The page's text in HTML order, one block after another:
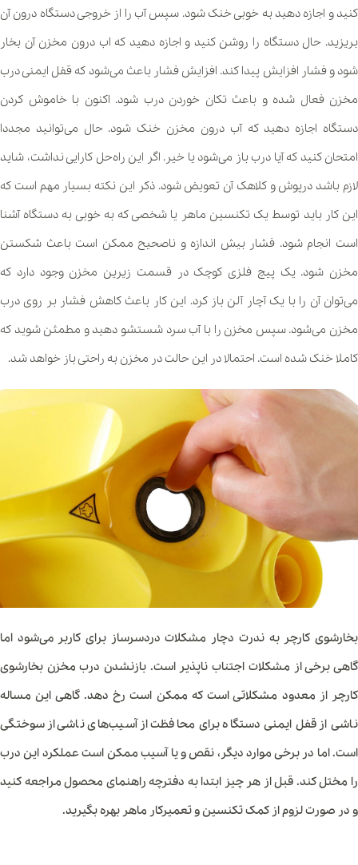
کنید و اجازه دهید به خوبی خنک شود. سپس آب را از خروجی دستگاه درون آن
بریزید. حال دستگاه را روشن کنید و اجازه دهید که اب درون مخزن آن بخار
شود و فشار افزایش پیدا کند. افزایش فشار باعث می‌شود که قفل ایمنی درب
مخزن فعال شده و باعث تکان خوردن درب شود. اکنون با خاموش کردن
دستگاه اجازه دهید که آب درون مخزن خنک شود. حال می‌توانید مجددا
امتحان کنید که آیا درب باز می‌شود یا خیر. اگر این راه‌حل کارایی نداشت، شاید
لازم باشد درپوش و کلاهک آن تعویض شود. ذکر این نکته بسیار مهم است که
این کار باید توسط یک تکنسین ماهر یا شخصی که به خوبی به دستگاه آشنا
است انجام شود. فشار بیش اندازه و ناصحیح ممکن است باعث شکستن
مخزن شود. یک پیچ فلزی کوچک در قسمت زیرین مخزن وجود دارد که
می‌توان آن را با یک آچار آلن باز کرد. این کار باعث کاهش فشار بر روی درب
مخزن می‌شود. سپس مخزن را با آب سرد شستشو دهید و مطمئن شوید که
کاملا خنک شده است. احتمالا در این حالت در مخزن به راحتی باز خواهد شد.
بخارشوی کارچر به ندرت دچار مشکلات دردسرساز برای کاربر می‌شود اما
گاهی برخی از مشکلات اجتناب ناپذیر است. بازنشدن درب مخزن بخارشوی
کارچر از معدود مشکلاتی است که ممکن است رخ دهد. گاهی این مساله
ناشی از قفل ایمنی دستگاه برای محافظت از آسیب‌های ناشی از سوختگی
است. اما در برخی موارد دیگر، نقص و یا آسیب ممکن است عملکرد این درب
را مختل کند. قبل از هر چیز ابتدا به دفترچه راهنمای محصول مراجعه کنید
و در صورت لزوم از کمک تکنسین و تعمیرکار ماهر بهره بگیرید.